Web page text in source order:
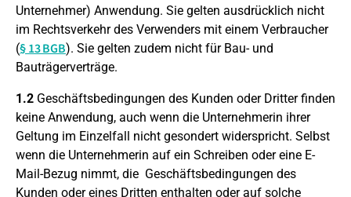
Unternehmer) Anwendung. Sie gelten ausdrücklich nicht
im Rechtsverkehr des Verwenders mit einem Verbraucher
(§ 13 BGB). Sie gelten zudem nicht für Bau- und
Bauträgerverträge.
1.2 Geschäftsbedingungen des Kunden oder Dritter finden
keine Anwendung, auch wenn die Unternehmerin ihrer
Geltung im Einzelfall nicht gesondert widerspricht. Selbst
wenn die Unternehmerin auf ein Schreiben oder eine E-
Mail-Bezug nimmt, die Geschäftsbedingungen des
Kunden oder eines Dritten enthalten oder auf solche